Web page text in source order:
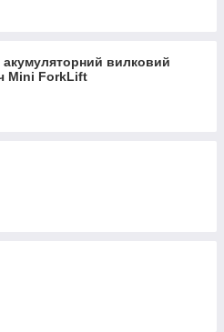
акумуляторний вилковий
Mini ForkLift